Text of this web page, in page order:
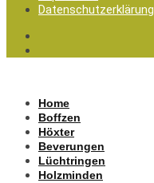
Datenschutzerklärung
Home
Boffzen
Höxter
Beverungen
Lüchtringen
Holzminden